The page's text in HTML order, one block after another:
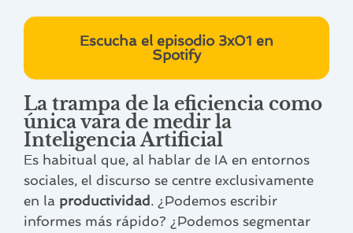
Escucha el episodio 3x01 en
Spotify
La trampa de la eficiencia como
única vara de medir la
Inteligencia Artificial
Es habitual que, al hablar de IA en entornos
sociales, el discurso se centre exclusivamente
en la productividad . ¿Podemos escribir
informes más rápido? ¿Podemos segmentar